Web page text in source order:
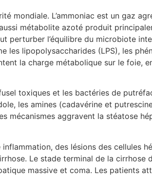
mondiale. L’ammoniac est un gaz
métabolite azoté produit
perturber l’équilibre du microbiote
lipopolysaccharides (LPS), les
la charge métabolique sur le foie,
toxiques et les bactéries de
les amines (cadavérine et
mécanismes aggravent la stéatose
inflammation, des lésions des cellules
Le stade terminal de la cirrhose
massive et coma. Les patients